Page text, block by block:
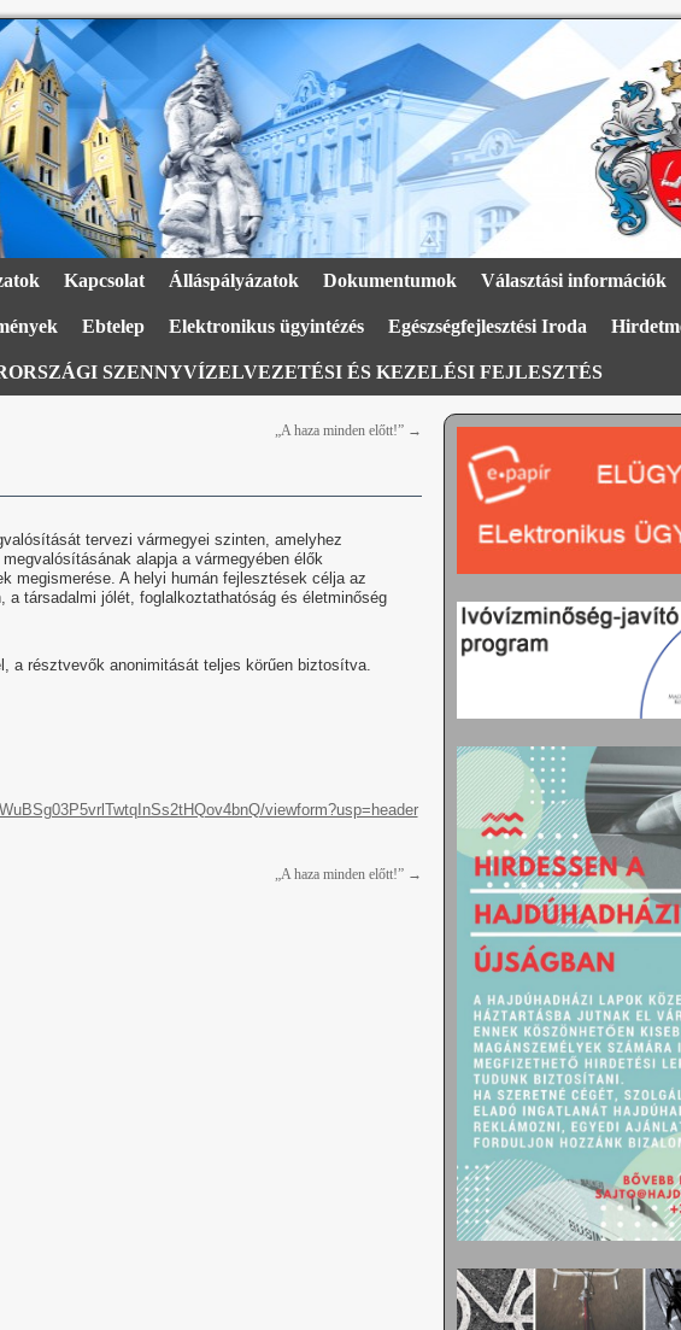
Kapcsolat Álláspályázatok Dokumentumok Választási információk
Ebtelep Elektronikus ügyintézés Egészségfejlesztési Iroda
SZENNYVÍZELVEZETÉSI ÉS KEZELÉSI FEJLESZTÉS
„A haza minden előtt!” →
tervezi vármegyei szinten, amelyhez
alapja a vármegyében élők
megismerése. A helyi humán fejlesztések célja az
társadalmi jólét, foglalkoztathatóság és életminőség
a résztvevők anonimitását teljes körűen biztosítva.
viewform?usp=header
„A haza minden előtt!” →